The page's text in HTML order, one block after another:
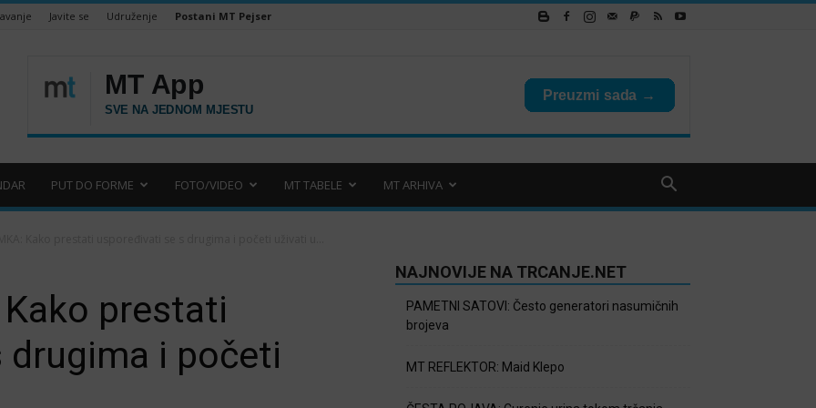
Javite se Udruženje Postani MT Pejser
PUT DO FORME FOTO/VIDEO MT TABELE MT ARHIVA
Kako prestati
i početi
NAJNOVIJE NA TRCANJE.NET
PAMETNI SATOVI: Često generatori nasumičnih
brojeva
MT REFLEKTOR: Maid Klepo